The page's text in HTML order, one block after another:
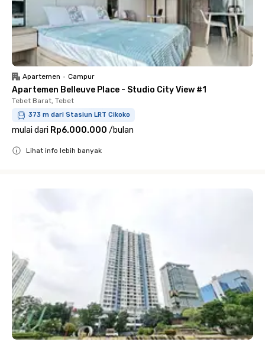
Apartemen • Campur
Apartemen Belleuve Place - Studio City View #1
Tebet Barat, Tebet
373 m dari Stasiun LRT Cikoko
mulai dari Rp6.000.000 /bulan
Lihat info lebih banyak